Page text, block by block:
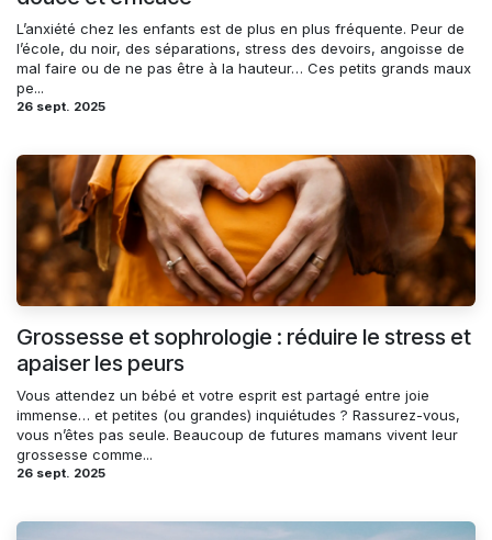
L’anxiété chez les enfants est de plus en plus fréquente. Peur de
l’école, du noir, des séparations, stress des devoirs, angoisse de
mal faire ou de ne pas être à la hauteur… Ces petits grands maux
pe...
26 sept. 2025
Grossesse et sophrologie : réduire le stress et
apaiser les peurs
Vous attendez un bébé et votre esprit est partagé entre joie
immense… et petites (ou grandes) inquiétudes ? Rassurez-vous,
vous n’êtes pas seule. Beaucoup de futures mamans vivent leur
grossesse comme...
26 sept. 2025